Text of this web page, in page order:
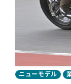
ニューモデル